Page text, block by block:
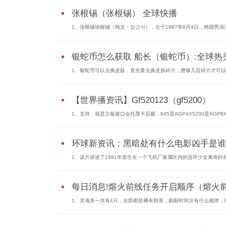
张根锡（张根锡） 全球快播
1、张根锡张根锡（韩文：장근석），生于1987年8月4日，韩国男演
银蛇币怎么获取 船长（银蛇币）:全球热
1、银蛇币可以兑换皮肤，首先要兑换皮肤碎片，攒够几百碎片才可以
【世界播资讯】Gf520123（gf5200）
1、支持，就是主板接口会托显卡后腿，845是AGP4X5200是
环球新资讯：黑暗处有什么电影凶手是
1、该片讲述了1991年发生在一个飞机厂家属区内的连环少女离奇奸
每日消息!熔火前线任务开启顺序（熔火
1、灵魂兽一共有4只，全部都是稀有精英，刷新时间没有什么规律，